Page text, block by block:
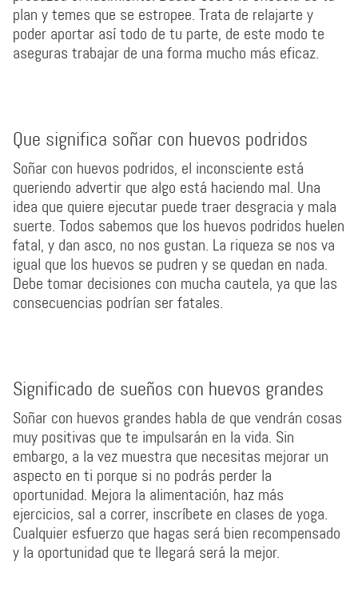
plan y temes que se estropee. Trata de relajarte y
poder aportar así todo de tu parte, de este modo te
aseguras trabajar de una forma mucho más eficaz.
Que significa soñar con huevos podridos
Soñar con huevos podridos, el inconsciente está
queriendo advertir que algo está haciendo mal. Una
idea que quiere ejecutar puede traer desgracia y mala
suerte. Todos sabemos que los huevos podridos huelen
fatal, y dan asco, no nos gustan. La riqueza se nos va
igual que los huevos se pudren y se quedan en nada.
Debe tomar decisiones con mucha cautela, ya que las
consecuencias podrían ser fatales.
Significado de sueños con huevos grandes
Soñar con huevos grandes habla de que vendrán cosas
muy positivas que te impulsarán en la vida. Sin
embargo, a la vez muestra que necesitas mejorar un
aspecto en ti porque si no podrás perder la
oportunidad. Mejora la alimentación, haz más
ejercicios, sal a correr, inscríbete en clases de yoga.
Cualquier esfuerzo que hagas será bien recompensado
y la oportunidad que te llegará será la mejor.